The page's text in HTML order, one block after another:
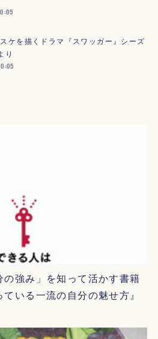
ケを描くドラマ『スワッガー』シーズ
り
強み」を知って活かす書籍
いる一流の自分の魅せ方』